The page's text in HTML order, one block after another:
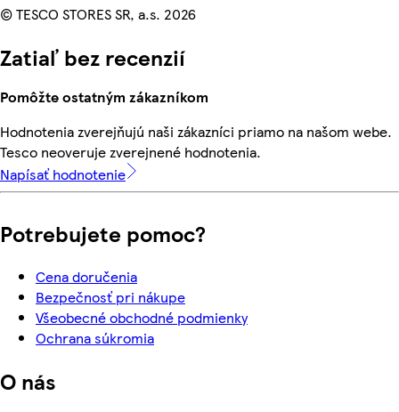
© TESCO STORES SR, a.s. 2026
Zatiaľ bez recenzií
Pomôžte ostatným zákazníkom
Hodnotenia zverejňujú naši zákazníci priamo na našom webe.
Tesco neoveruje zverejnené hodnotenia.
Napísať hodnotenie
Potrebujete pomoc?
Cena doručenia
Bezpečnosť pri nákupe
Všeobecné obchodné podmienky
Ochrana súkromia
O nás